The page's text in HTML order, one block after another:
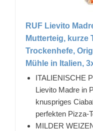
RUF Lievito
Mutterteig, kurze
Trockenhefe,
Mühle in Italien,
ITALIENISCHE
Lievito Madre in
knuspriges
perfekten Pizza-
MILDER